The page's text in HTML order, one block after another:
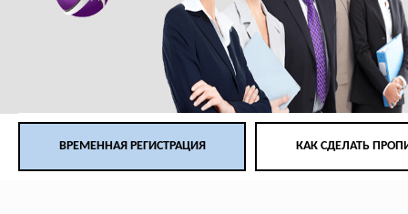
ВРЕМЕННАЯ РЕГИСТРАЦИЯ КАК СДЕЛАТЬ